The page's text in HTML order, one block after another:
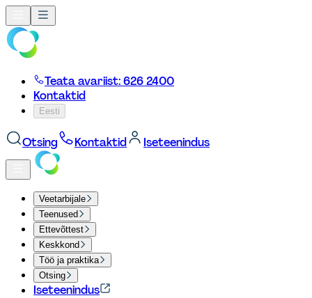
Teata avariist: 626 2400
Kontaktid
Eesti
Otsing Kontaktid Iseteenindus
Veetarbijale
Teenused
Ettevõttest
Keskkond
Töö ja praktika
Otsing
Iseteenindus